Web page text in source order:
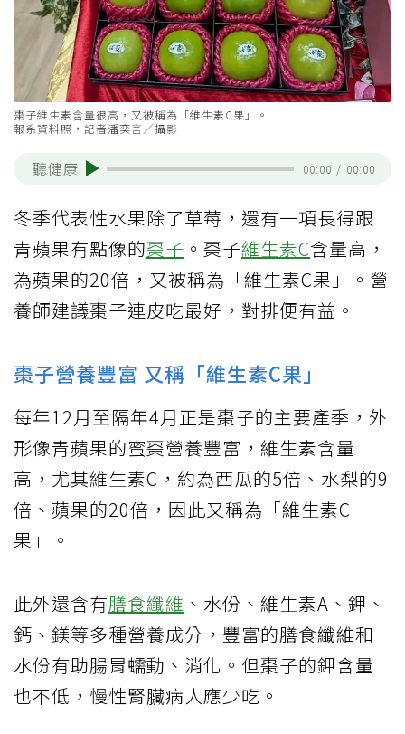
棗子維生素含量很高，又被稱為「維生素C果」。
報系資料照，記者潘奕言／攝影
聽健康 00:00 / 00:00
冬季代表性水果除了草莓，還有一項長得跟
青蘋果有點像的棗子 。棗子維生素C含量高，
為蘋果的20倍，又被稱為「維生素C果」。營
養師建議棗子連皮吃最好，對排便有益。
棗子營養豐富 又稱「維生素C果」
每年12月至隔年4月正是棗子的主要產季，外
形像青蘋果的蜜棗營養豐富，維生素含量
高，尤其維生素C，約為西瓜的5倍、水梨的9
倍、蘋果的20倍，因此又稱為「維生素C
果」。
此外還含有膳食纖維 、水份、維生素A、鉀、
鈣、鎂等多種營養成分，豐富的膳食纖維和
水份有助腸胃蠕動、消化。但棗子的鉀含量
也不低，慢性腎臟病人應少吃。